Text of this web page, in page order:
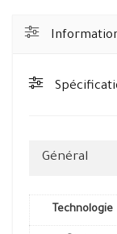
Général
Technologie